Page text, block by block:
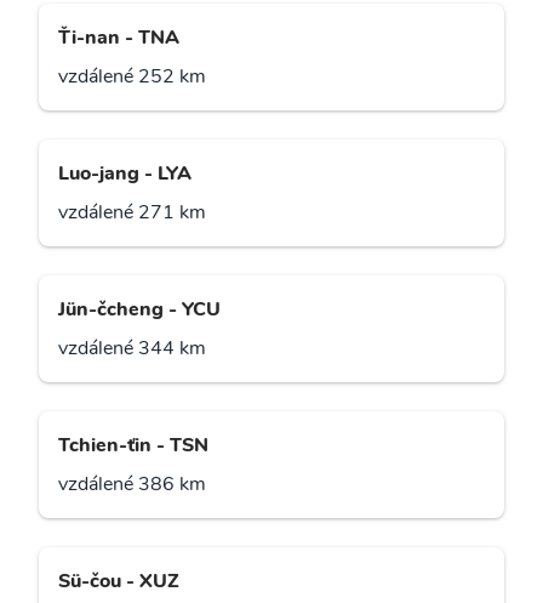
Ťi-nan - TNA
vzdálené 252 km
Luo-jang - LYA
vzdálené 271 km
Jün-čcheng - YCU
vzdálené 344 km
Tchien-ťin - TSN
vzdálené 386 km
Sü-čou - XUZ